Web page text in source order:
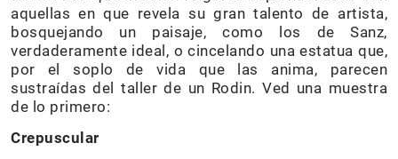
aquellas en que revela su gran talento de artista,
bosquejando un paisaje, como los de Sanz,
verdaderamente ideal, o cincelando una estatua que,
por el soplo de vida que las anima, parecen
sustraídas del taller de un Rodin. Ved una muestra
de lo primero:
Crepuscular